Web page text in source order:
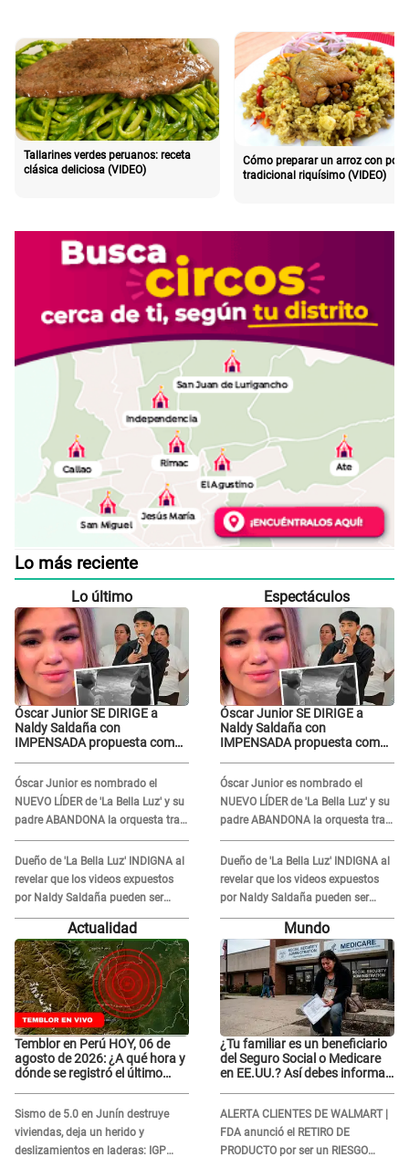
Tallarines verdes peruanos: receta
clásica deliciosa (VIDEO)
Cómo preparar un arroz con pollo
tradicional riquísimo (VIDEO)
Lo más reciente
Lo último
Óscar Junior SE DIRIGE a
Naldy Saldaña con
IMPENSADA propuesta como
ley..."
Óscar Junior es nombrado el
NUEVO LÍDER de 'La Bella Luz' y su
padre ABANDONA la orquesta tras
caso Naldy Saldaña: "Son
errores..."
Dueño de 'La Bella Luz' INDIGNA al
revelar que los videos expuestos
por Naldy Saldaña pueden ser
EDITADOS: "Yo tengo sus dos
Espectáculos
Óscar Junior SE DIRIGE a
Naldy Saldaña con
IMPENSADA propuesta como
ley..."
Óscar Junior es nombrado el
NUEVO LÍDER de 'La Bella Luz' y su
padre ABANDONA la orquesta tras
caso Naldy Saldaña: "Son
errores..."
Dueño de 'La Bella Luz' INDIGNA al
revelar que los videos expuestos
por Naldy Saldaña pueden ser
EDITADOS: "Yo tengo sus dos
Actualidad
Temblor en Perú HOY, 06 de
agosto de 2026: ¿A qué hora y
dónde se registró el último
Sismo de 5.0 en Junín destruye
viviendas, deja un herido y
deslizamientos en laderas: IGP
Mundo
¿Tu familiar es un beneficiario
del Seguro Social o Medicare
en EE.UU.? Así debes informar
ALERTA CLIENTES DE WALMART |
FDA anunció el RETIRO DE
PRODUCTO por ser un RIESGO